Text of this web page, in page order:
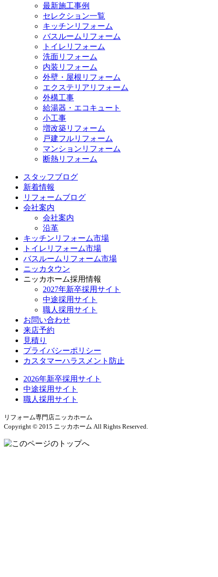
最新施工事例
セレクション一覧
キッチンリフォーム
バスルームリフォーム
トイレリフォーム
洗面リフォーム
内装リフォーム
外壁・屋根リフォーム
エクステリアリフォーム
外構工事
給湯器・エコキュート
小工事
増改築リフォーム
戸建フルリフォーム
マンションリフォーム
断熱リフォーム
スタッフブログ
新着情報
リフォームブログ
会社案内
会社案内
沿革
キッチンリフォーム市場
トイレリフォーム市場
バスルームリフォーム市場
ニッカタウン
ニッカホーム採用情報
2027年新卒採用サイト
中途採用サイト
職人採用サイト
お問い合わせ
来店予約
見積り
プライバシーポリシー
カスタマーハラスメント防止
2026年新卒採用サイト
中途採用サイト
職人採用サイト
リフォーム専門店ニッカホーム
Copyright © 2015 ニッカホーム All Rights Reserved.